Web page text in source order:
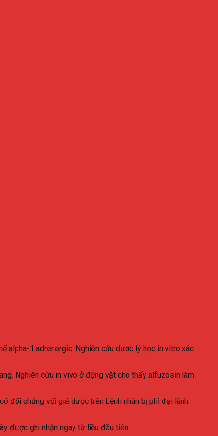
alpha-1 adrenergic. Nghiên cứu dược lý học in vitro xác
Nghiên cứu in vivo ở động vật cho thấy alfuzosin làm
đối chứng với giả dược trên bệnh nhân bị phì đại lành
được ghi nhận ngay từ liều đầu tiên.